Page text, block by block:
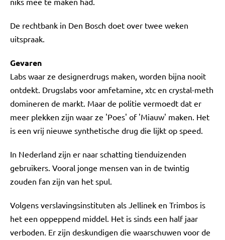
De rechtbank in Den Bosch doet over twee weken
uitspraak.
Gevaren
Labs waar ze designerdrugs maken, worden bijna nooit
ontdekt. Drugslabs voor amfetamine, xtc en crystal-meth
domineren de markt. Maar de politie vermoedt dat er
meer plekken zijn waar ze 'Poes' of 'Miauw' maken. Het
is een vrij nieuwe synthetische drug die lijkt op speed.
In Nederland zijn er naar schatting tienduizenden
gebruikers. Vooral jonge mensen van in de twintig
zouden fan zijn van het spul.
Volgens verslavingsinstituten als Jellinek en Trimbos is
het een oppeppend middel. Het is sinds een half jaar
verboden. Er zijn deskundigen die waarschuwen voor de